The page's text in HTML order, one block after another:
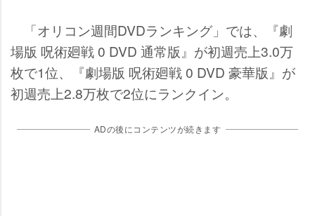
「オリコン週間DVDランキング」では、『劇
場版 呪術廻戦 0 DVD 通常版』が初週売上3.0万
枚で1位、『劇場版 呪術廻戦 0 DVD 豪華版』が
初週売上2.8万枚で2位にランクイン。
ADの後にコンテンツが続きます